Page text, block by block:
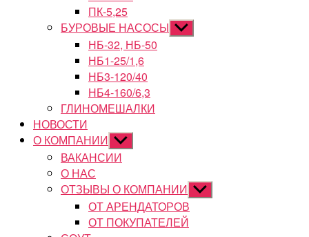
ПК-5,25
БУРОВЫЕ НАСОСЫ Показывать
подменю
НБ-32, НБ-50
НБ1-25/1,6
НБ3-120/40
НБ4-160/6,3
ГЛИНОМЕШАЛКИ
НОВОСТИ
О КОМПАНИИ Показывать
подменю
ВАКАНСИИ
О НАС
ОТЗЫВЫ О КОМПАНИИ Показывать
подменю
ОТ АРЕНДАТОРОВ
ОТ ПОКУПАТЕЛЕЙ